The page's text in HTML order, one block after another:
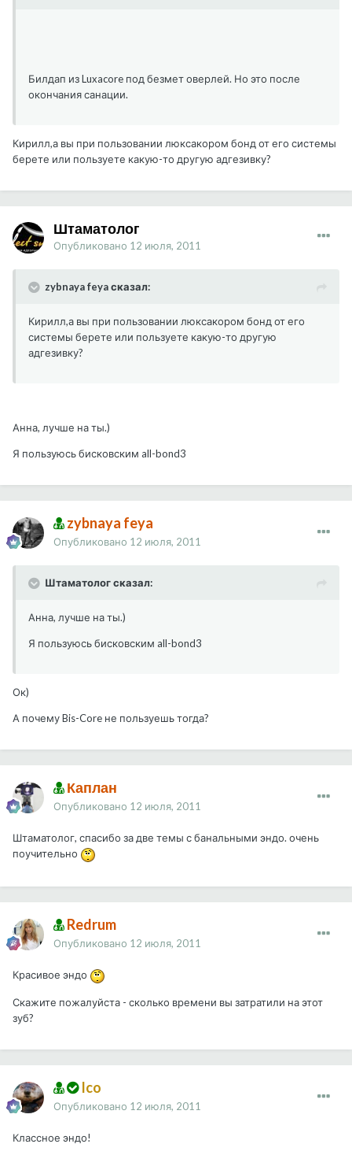
Билдап из Luxacore под безмет оверлей. Но это после
окончания санации.
Кирилл,а вы при пользовании люксакором бонд от его системы
берете или пользуете какую-то другую адгезивку?
Штаматолог
Опубликовано 12 июля, 2011
zybnaya feya сказал:
Кирилл,а вы при пользовании люксакором бонд от его
системы берете или пользуете какую-то другую
адгезивку?
Анна, лучше на ты.)
Я пользуюсь бисковским all-bond3
zybnaya feya
Опубликовано 12 июля, 2011
Штаматолог сказал:
Анна, лучше на ты.)
Я пользуюсь бисковским all-bond3
Ок)
А почему Bis-Core не пользуешь тогда?
Каплан
Опубликовано 12 июля, 2011
Штаматолог, спасибо за две темы с банальными эндо. очень
поучительно
Redrum
Опубликовано 12 июля, 2011
Красивое эндо
Скажите пожалуйста - сколько времени вы затратили на этот
зуб?
Ico
Опубликовано 12 июля, 2011
Классное эндо!